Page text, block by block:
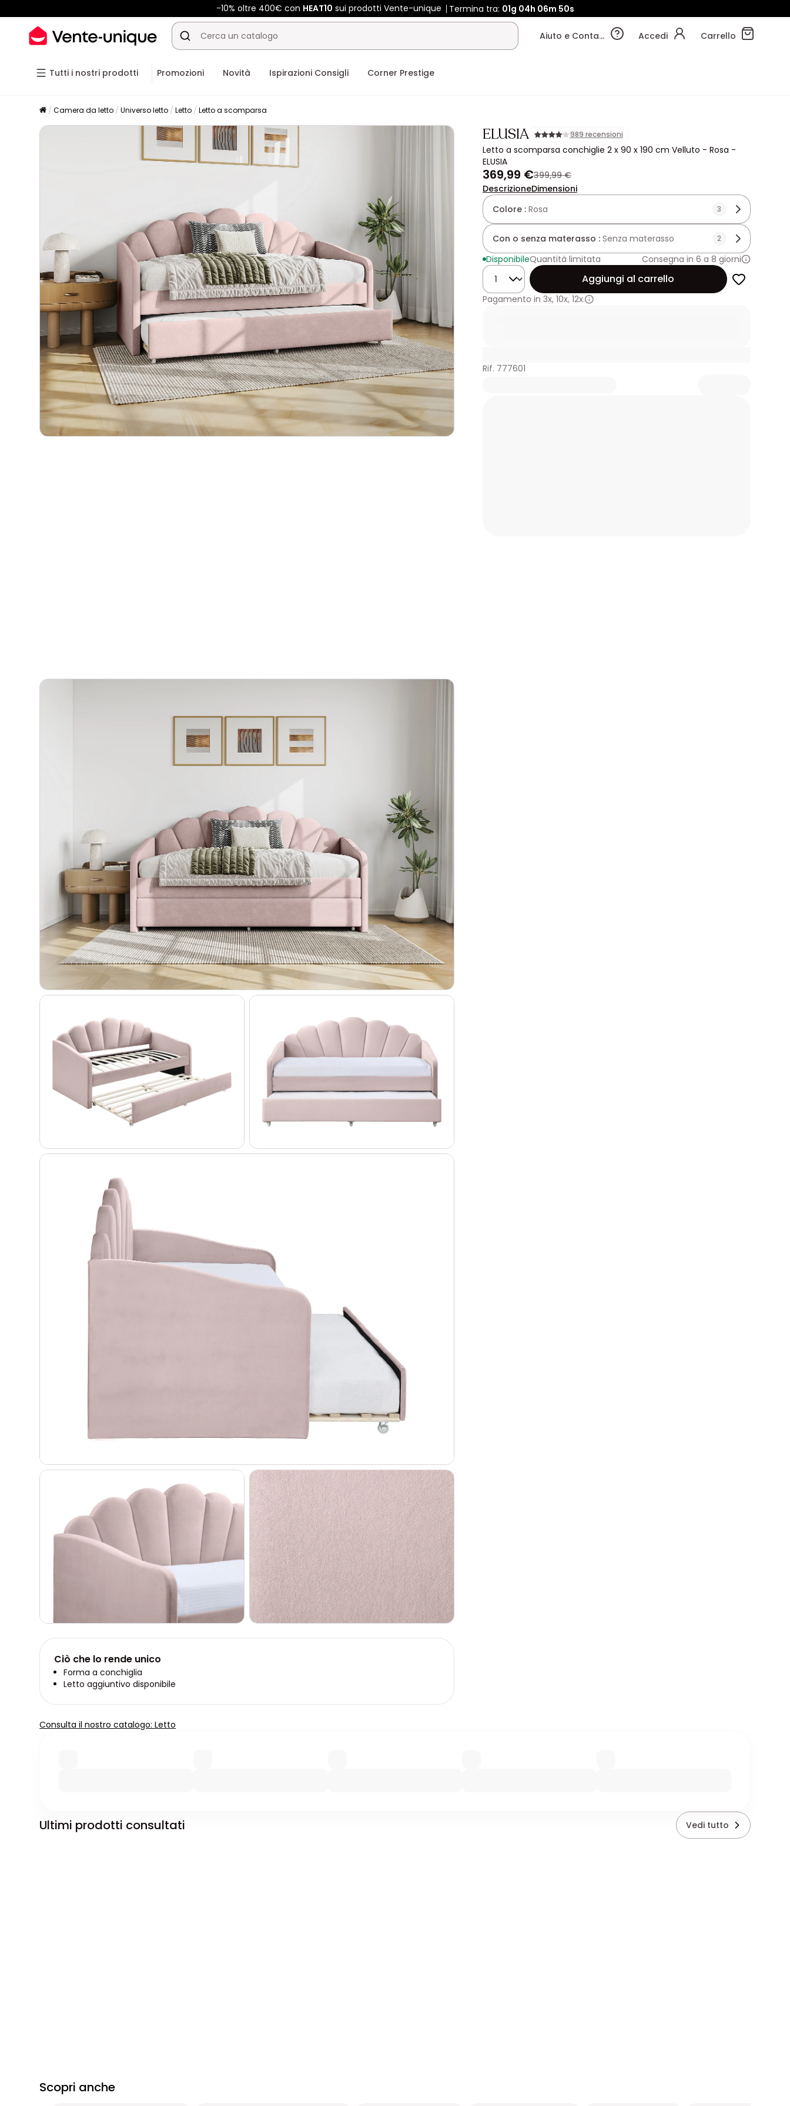
-10% oltre 400€ con HEAT10 sui prodotti Vente-unique Termina tra: 01g 04h 06m 48s
Aiuto e Contatti Accedi Carrello
Tutti i nostri prodotti Promozioni Novità Ispirazioni Consigli Corner Prestige
Camera da letto Universo letto Letto Letto a scomparsa
ELUSIA 989 recensioni
Letto a scomparsa conchiglie 2 x 90 x 190 cm Velluto - Rosa -
ELUSIA
369,99 €399,99 €
DescrizioneDimensioni
Colore : Rosa 3
Con o senza materasso : Senza materasso 2
DisponibileQuantità limitata
Consegna in 6 a 8 giorni
Quantità
Aggiungi al carrello
Pagamento in 3x, 10x, 12x.
Rif. 777601
Ciò che lo rende unico
Forma a conchiglia
Letto aggiuntivo disponibile
Consulta il nostro catalogo: Letto
Ultimi prodotti consultati Vedi tutto
Scopri anche